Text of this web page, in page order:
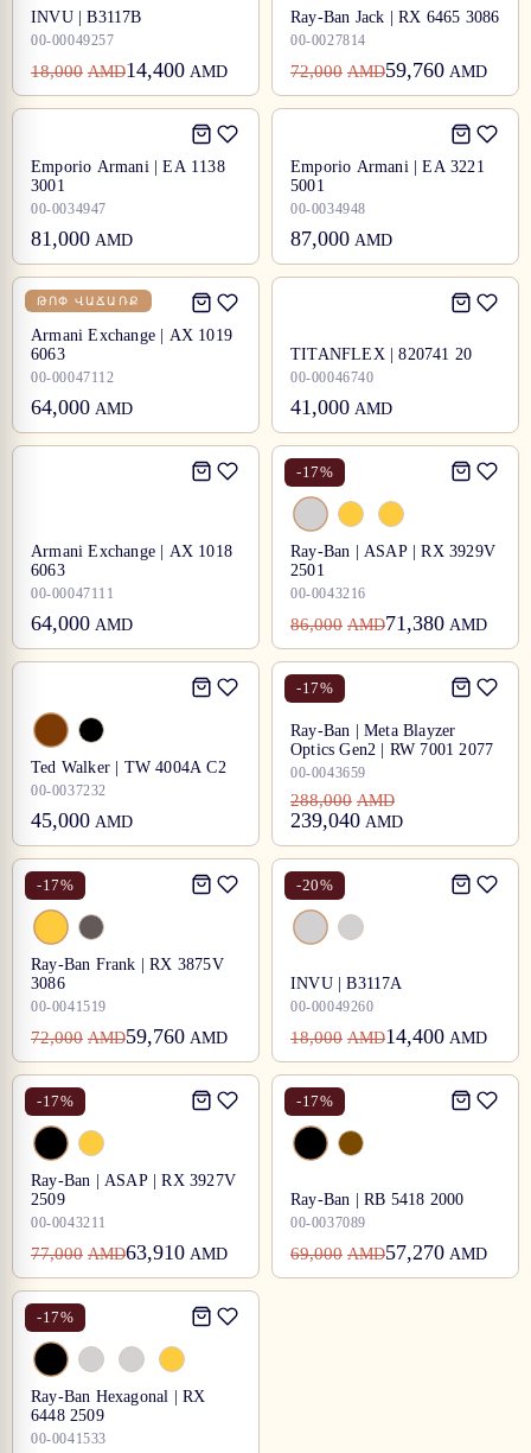
INVU | B3117B
00-00049257
18,000 AMD14,400 AMD
Ray-Ban Jack | RX 6465 3086
00-0027814
72,000 AMD59,760 AMD
Emporio Armani | EA 1138
3001
00-0034947
81,000 AMD
Emporio Armani | EA 3221
5001
00-0034948
87,000 AMD
ԹՈՓ ՎԱՃԱՌՔ
Armani Exchange | AX 1019
6063
00-00047112
64,000 AMD
TITANFLEX | 820741 20
00-00046740
41,000 AMD
Armani Exchange | AX 1018
6063
00-00047111
64,000 AMD
-17%
Ray-Ban | ASAP | RX 3929V
2501
00-0043216
86,000 AMD71,380 AMD
Ted Walker | TW 4004A C2
00-0037232
45,000 AMD
-17%
Ray-Ban | Meta Blayzer
Optics Gen2 | RW 7001 2077
00-0043659
288,000 AMD
239,040 AMD
-17%
Ray-Ban Frank | RX 3875V
3086
00-0041519
72,000 AMD59,760 AMD
-20%
INVU | B3117A
00-00049260
18,000 AMD14,400 AMD
-17%
Ray-Ban | ASAP | RX 3927V
2509
00-0043211
77,000 AMD63,910 AMD
-17%
Ray-Ban | RB 5418 2000
00-0037089
69,000 AMD57,270 AMD
-17%
Ray-Ban Hexagonal | RX
6448 2509
00-0041533